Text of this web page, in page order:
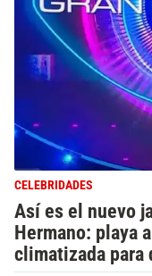
CELEBRIDADES
Así es el nuevo
Hermano: playa
climatizada